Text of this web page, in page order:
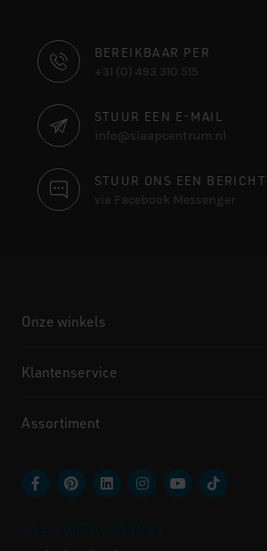
CONTACT
INFORMATIE
BEREIKBAAR PER
+31 (0) 493 310 515
STUUR EEN E-MAIL
info@slaapcentrum.nl
STUUR ONS EEN BERICHT
via Facebook Messenger
Onze winkels
Klantenservice
Assortiment